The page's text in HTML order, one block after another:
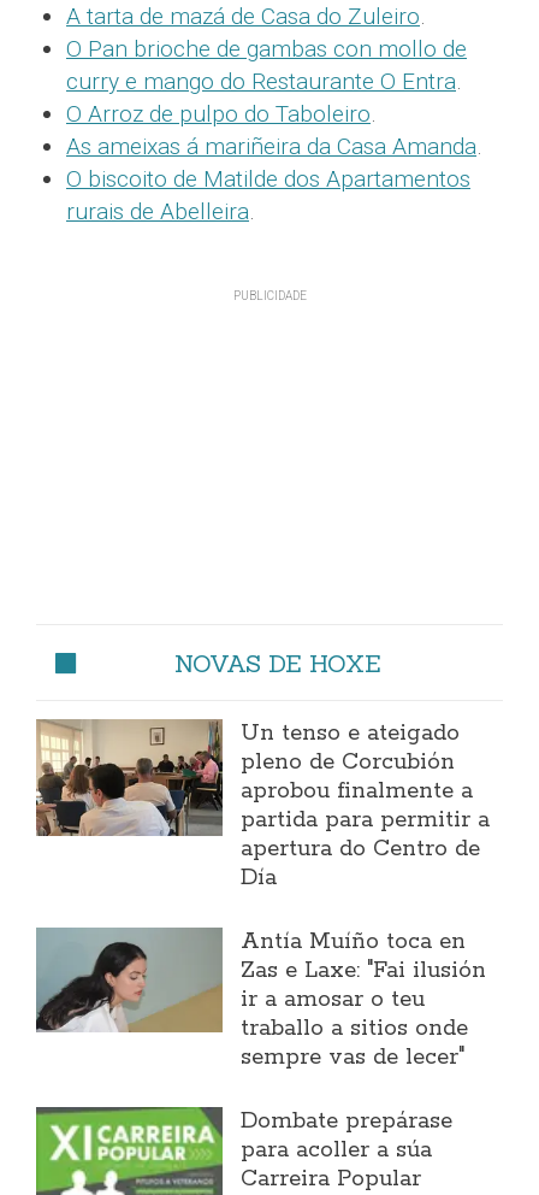
A tarta de mazá de Casa do Zuleiro.
O Pan brioche de gambas con mollo de
curry e mango do Restaurante O Entra.
O Arroz de pulpo do Taboleiro.
As ameixas á mariñeira da Casa Amanda.
O biscoito de Matilde dos Apartamentos
rurais de Abelleira.
NOVAS DE HOXE
Un tenso e ateigado
pleno de Corcubión
aprobou finalmente a
partida para permitir a
apertura do Centro de
Día
Antía Muíño toca en
Zas e Laxe: "Fai ilusión
ir a amosar o teu
traballo a sitios onde
sempre vas de lecer"
Dombate prepárase
para acoller a súa
Carreira Popular